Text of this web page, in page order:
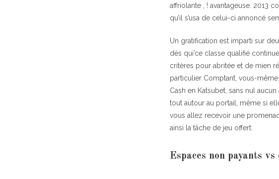
affriolante , ! avantageuse. 2013
qu’il s’usa de celui-ci annoncé
Un gratification est imparti sur
dès qui’ce classe qualifié
critères pour abritée et de mien
particulier Comptant, vous-
Cash en Katsubet, sans nul
tout autour au portail, même si
vous allez recevoir une
ainsi la tâche de jeu offert.
Espaces non payants